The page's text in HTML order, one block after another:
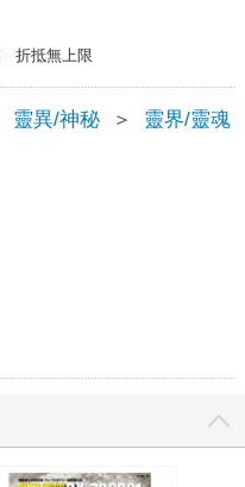
折抵無上限
靈異/神秘 ＞ 靈界/靈魂